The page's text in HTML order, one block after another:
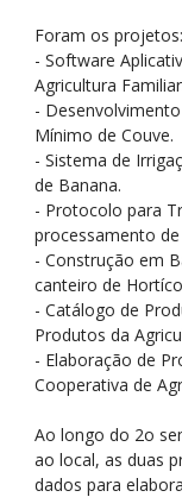
Foram os projetos:
- Software
Agricultura
-
Mínimo de Couve.
- Sistema de
de Banana.
- Protocolo para
processamento
- Construção em
canteiro de
- Catálogo de
Produtos da
- Elaboração de
Cooperativa de
Ao longo do 2o
ao local, as duas
dados para